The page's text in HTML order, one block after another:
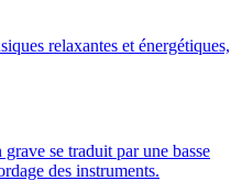
relaxantes et énergétiques,
se traduit par une basse
des instruments.